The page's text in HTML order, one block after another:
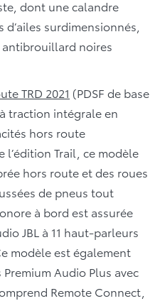
dont une calandre
surdimensionnés,
noires
TRD 2021 (PDSF de base
traction intégrale en
hors route
l’édition Trail, ce modèle
hors route et des roues
de pneus tout
à bord est assurée
JBL à 11 haut-parleurs
modèle est également
Audio Plus avec
Remote Connect,